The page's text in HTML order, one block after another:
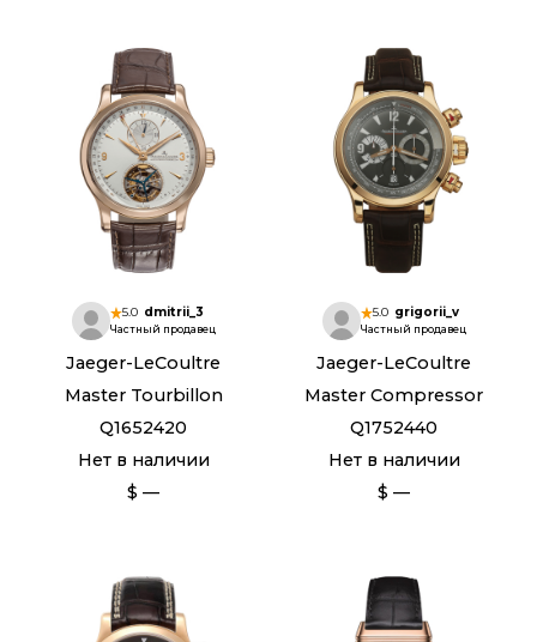
5.0 dmitrii_3
Частный продавец
Jaeger-LeCoultre
Master Tourbillon
Q1652420
Нет в наличии
$ —
5.0 grigorii_v
Частный продавец
Jaeger-LeCoultre
Master Compressor
Q1752440
Нет в наличии
$ —